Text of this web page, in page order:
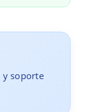
y soporte